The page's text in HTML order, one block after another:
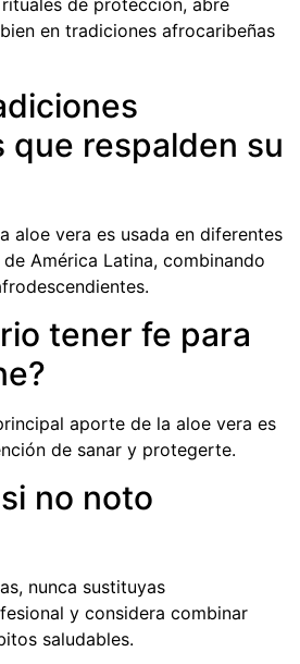
de protección, abre
en tradiciones afrocaribeñas
que respalden su
aloe vera es usada en diferentes
América Latina, combinando
tener fe para
aporte de la aloe vera es
de sanar y protegerte.
no noto
nunca sustituyas
y considera combinar
saludables.